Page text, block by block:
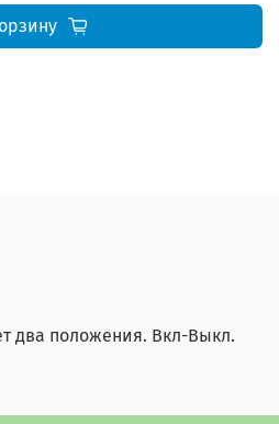
два положения. Вкл-Выкл.